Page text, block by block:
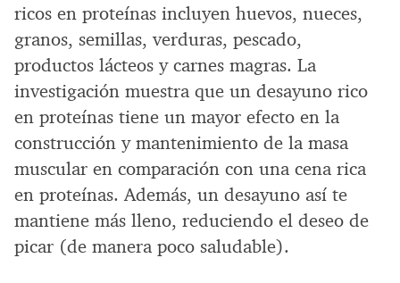
ricos en proteínas incluyen huevos, nueces,
granos, semillas, verduras, pescado,
productos lácteos y carnes magras. La
investigación muestra que un desayuno rico
en proteínas tiene un mayor efecto en la
construcción y mantenimiento de la masa
muscular en comparación con una cena rica
en proteínas. Además, un desayuno así te
mantiene más lleno, reduciendo el deseo de
picar (de manera poco saludable).